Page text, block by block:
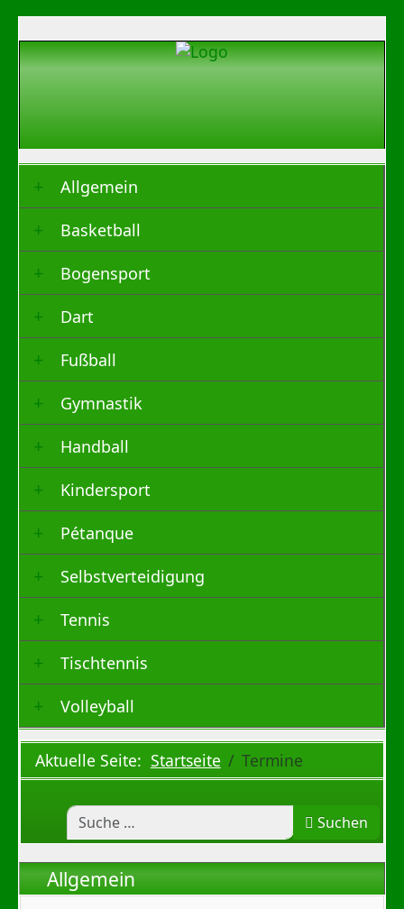
Allgemein
Basketball
Bogensport
Dart
Fußball
Gymnastik
Handball
Kindersport
Pétanque
Selbstverteidigung
Tennis
Tischtennis
Volleyball
Aktuelle Seite: Startseite Termine
Suchen
Allgemein